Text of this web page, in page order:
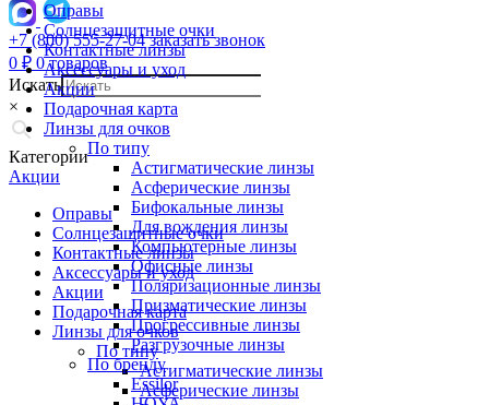
+7 (800) 555-27-04 заказать звонок
0 ₽ 0 товаров
Искать
×
Категории
Акции
Оправы
Солнцезащитные очки
Контактные линзы
Аксессуары и уход
Акции
Подарочная карта
Линзы для очков
По типу
Астигматические линзы
Асферические линзы
Оправы
Солнцезащитные очки
Контактные линзы
Аксессуары и уход
Акции
Подарочная карта
Линзы для очков
По типу
Астигматические линзы
Асферические линзы
Бифокальные линзы
Для вождения линзы
Компьютерные линзы
Офисные линзы
Поляризационные линзы
Призматические линзы
Прогрессивные линзы
Разгрузочные линзы
По бренду
Essilor